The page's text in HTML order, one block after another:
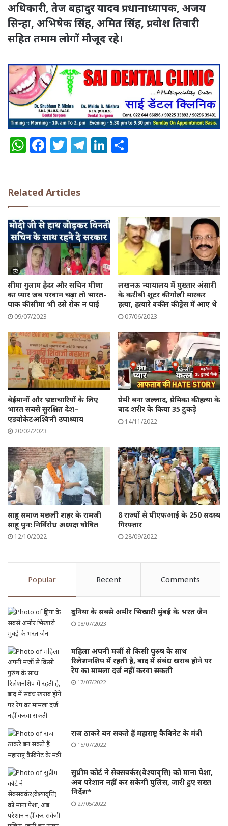
अधिकारी, तेज बहादुर यादव प्रधानाध्यापक, अजय
सिन्हा, अभिषेक सिंह, अमित सिंह, प्रवोश तिवारी
सहित तमाम लोगों मौजूद रहे।
W
ts
A
p
p
F
e
b
o
o
k
T
te
r
T
ra
m
Li
dI
n
Related Articles
सीमा गुलाम हैदर और सचिन मीणा
का प्यार जब परवान चढ़ा तो भारत-
पाक की सीमा भी उसे रोक न पाई
09/07/2023
लखनऊ न्यायालय में मुख्तार अंसारी
के करीबी शूटर की गोली मारकर
हत्या, हत्यारे वकील की ड्रेस में आए थे
07/06/2023
बेईमानों और भ्रष्टाचारियों के लिए
भारत सबसे सुरक्षित देश–
एडवोकेटअश्विनी उपाध्याय
20/02/2023
प्रेमी बना जल्लाद, प्रेमिका की हत्या के
बाद शरीर के किया 35 टुकड़े
14/11/2022
साहू समाज मछली शहर के रामजी
साहू पुनः निर्विरोध अध्यक्ष घोषित
12/10/2022
8 राज्यों से पीएफआई के 250 सदस्य
गिरफ्तार
28/09/2022
Popular Recent Comments
दुनिया के सबसे अमीर भिखारी मुंबई के भरत जैन
08/07/2023
महिला अपनी मर्जी से किसी पुरुष के साथ
रिलेशनशिप में रहती है, बाद में संबंध खराब होने पर
रेप का मामला दर्ज नहीं करवा सकती
17/07/2022
राज ठाकरे बन सकते हैं महाराष्ट्र कैबिनेट के मंत्री
15/07/2022
सुप्रीम कोर्ट ने सेक्सवर्कर(वेश्यावृत्ति) को माना पेशा,
अब परेशान नहीं कर सकेगी पुलिस, जारी हुए सख्त
निर्देश*
27/05/2022